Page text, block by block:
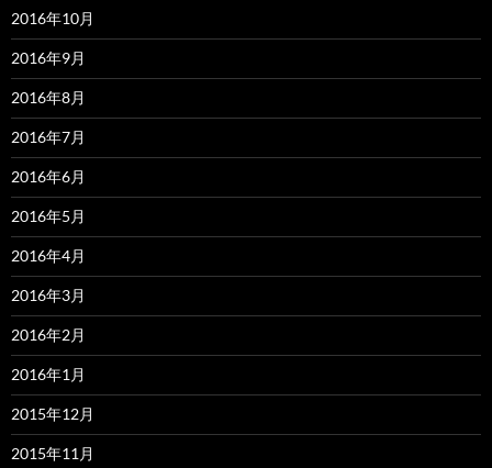
2016年10月
2016年9月
2016年8月
2016年7月
2016年6月
2016年5月
2016年4月
2016年3月
2016年2月
2016年1月
2015年12月
2015年11月